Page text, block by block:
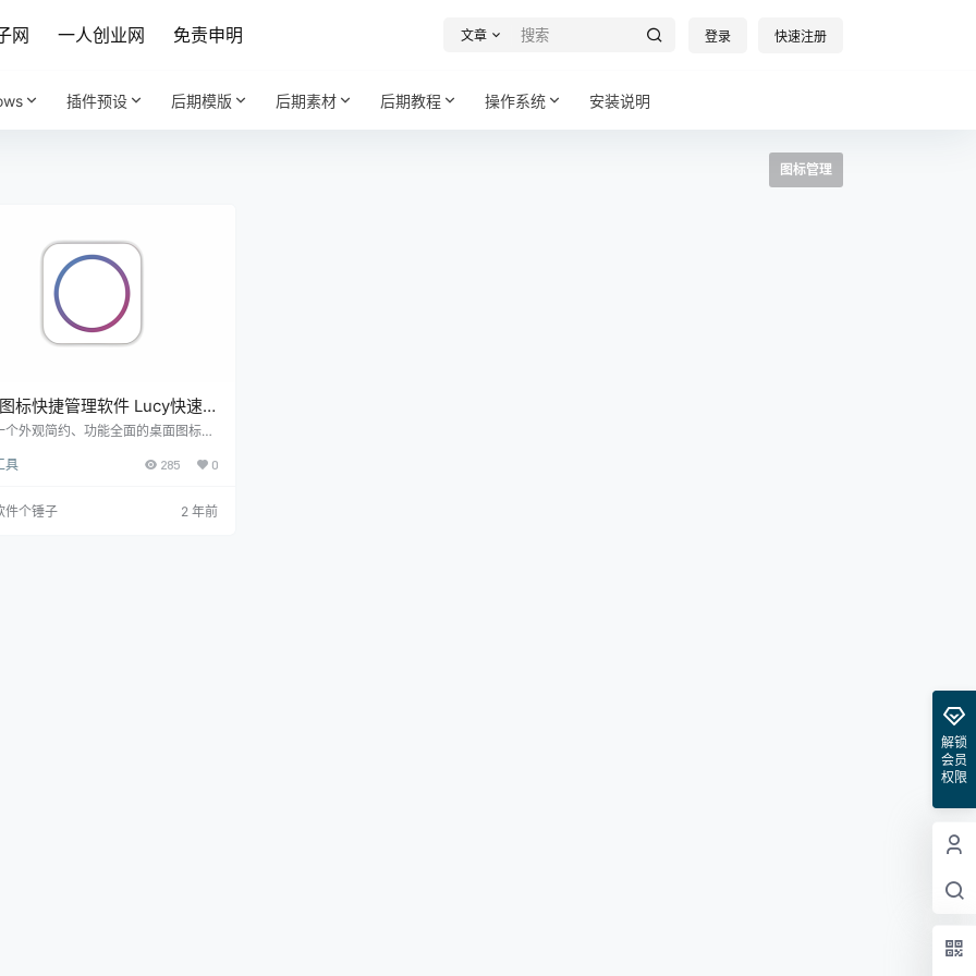
网 一人创业网 免责申明 文章 登录 快速注册
插件预设 后期模版 后期素材 后期教程 操作系统 安装说明
图标管理
标快捷管理软件 Lucy快速
免费纯洁版
个外观简约、功能全面的桌面图标管
款由原音速启动和Lily用户开发的工
品特点 Lucy快速启动主打的是其简
它不依赖网络，不修改注册表，甚至
具 285 0
件个锤子 2 年前
解锁
会员
权限